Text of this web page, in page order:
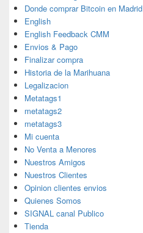
Donde comprar Bitcoin en Madrid
English
English Feedback CMM
Envios & Pago
Finalizar compra
Historia de la Marihuana
Legalizacion
Metatags1
metatags2
metatags3
Mi cuenta
No Venta a Menores
Nuestros Amigos
Nuestros Clientes
Opinion clientes envios
Quienes Somos
SIGNAL canal Publico
Tienda